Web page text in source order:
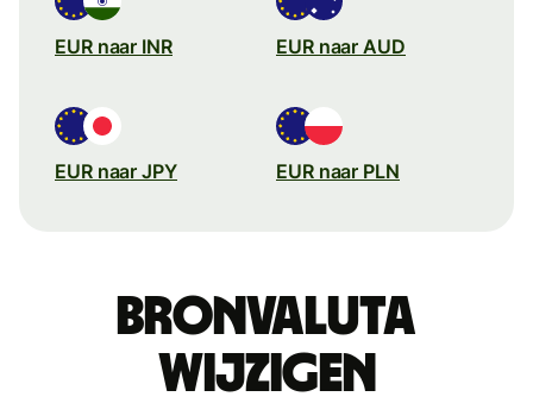
EUR naar INR EUR naar AUD
EUR naar JPY EUR naar PLN
Bronvaluta
wijzigen